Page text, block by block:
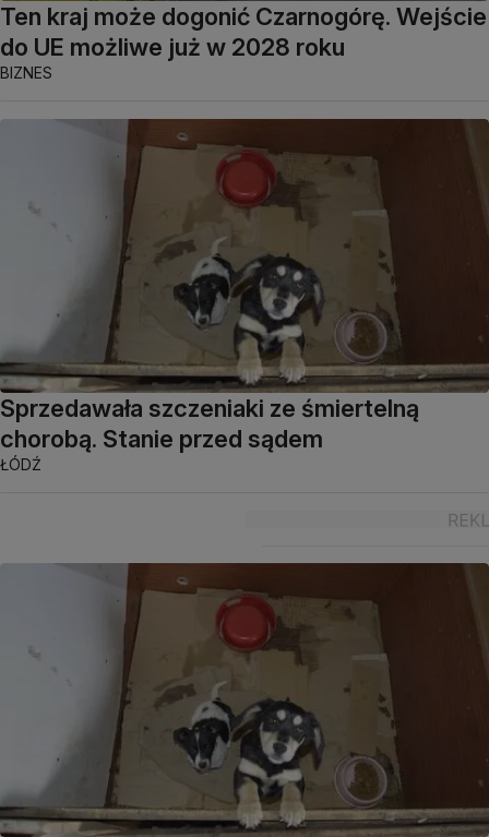
Ten kraj może dogonić Czarnogórę. Wejście
do UE możliwe już w 2028 roku
BIZNES
Sprzedawała szczeniaki ze śmiertelną
chorobą. Stanie przed sądem
ŁÓDŹ